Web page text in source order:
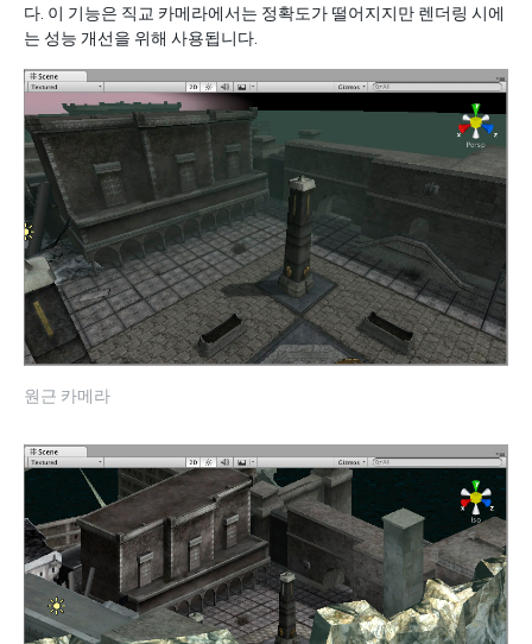
다. 이 기능은 직교 카메라에서는 정확도가 떨어지지만 렌더링 시에
는 성능 개선을 위해 사용됩니다.
원근 카메라